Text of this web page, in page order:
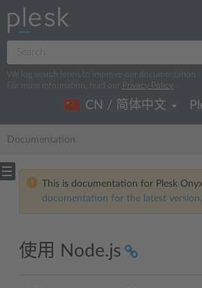
We log search terms to improve our documentation.
For more information, read our
Privacy Policy
CN / 简体中文
Documentation
This is documentation for Plesk
documentation for the latest
使用 Node.js